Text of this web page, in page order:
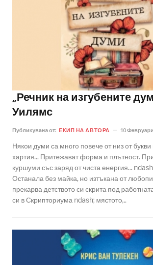
„Речник на изгубените
Уилямс
Публикувана от: ЕКИП НА АВТОРА 10
Някои думи са много повече от низ от букви
хартия... Притежават форма и плътност.
куршуми със заряд от чиста енергия...
Останала без майка, но изтъкана от
прекарва детството си скрита под
си в Скрипториума ndash; мястото,..